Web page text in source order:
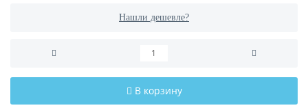
Нашли дешевле?
В корзину